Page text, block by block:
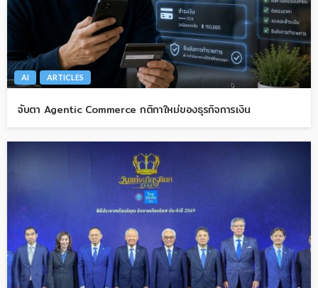
AI ARTICLES
จับตา Agentic Commerce กติกาใหม่ของธุรกิจการเงิน